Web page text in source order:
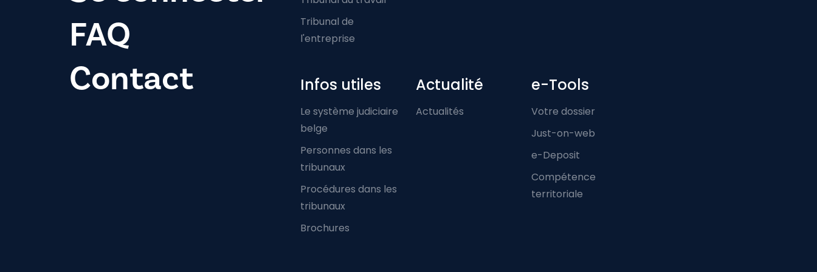
FAQ
Contact
Tribunal de
l'entreprise
Infos utiles
Le système judiciaire
belge
Personnes dans les
tribunaux
Procédures dans les
tribunaux
Brochures
Actualité
Actualités
e-Tools
Votre dossier
Just-on-web
e-Deposit
Compétence
territoriale